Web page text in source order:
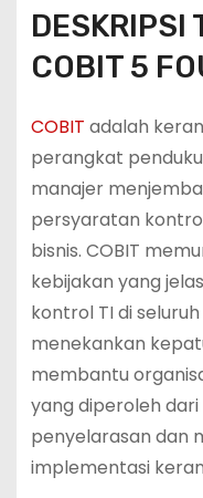
DESKRIPSI
COBIT 5
COBIT adalah
perangkat
manajer
persyaratan
bisnis. COBIT
kebijakan yang
kontrol TI di seluruh
menekankan
membantu
yang diperoleh
penyelarasan dan
implementasi